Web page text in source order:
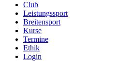
Club
Leistungssport
Breitensport
Kurse
Termine
Ethik
Login